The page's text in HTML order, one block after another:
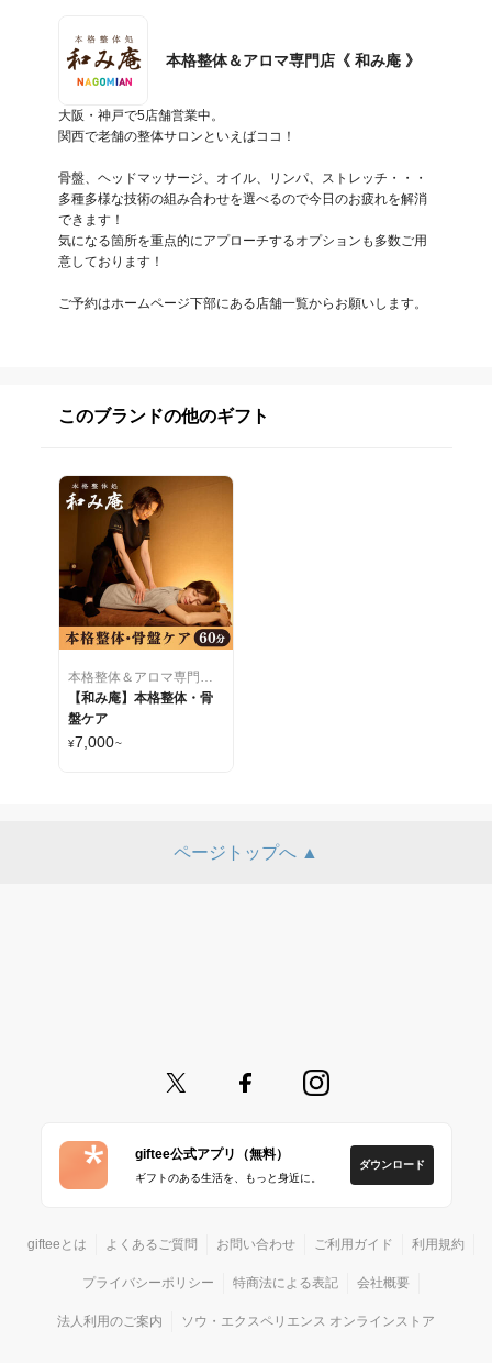
本格整体＆アロマ専門店《 和み庵 》
大阪・神戸で5店舗営業中。
関西で老舗の整体サロンといえばココ！
骨盤、ヘッドマッサージ、オイル、リンパ、ストレッチ・・・
多種多様な技術の組み合わせを選べるので今日のお疲れを解消
できます！
気になる箇所を重点的にアプローチするオプションも多数ご用
意しております！
ご予約はホームページ下部にある店舗一覧からお願いします。
このブランドの他のギフト
本格整体＆アロマ専門店《 和み庵 》
【和み庵】本格整体・骨
盤ケア
¥7,000~
ページトップへ ▲
giftee公式アプリ（無料）
ギフトのある生活を、もっと身近に。
ダウンロード
gifteeとは よくあるご質問 お問い合わせ ご利用ガイド 利用規約
プライバシーポリシー 特商法による表記 会社概要
法人利用のご案内 ソウ・エクスペリエンス オンラインストア